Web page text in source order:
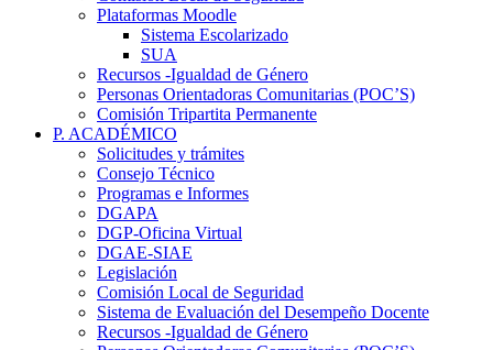
Plataformas Moodle
Sistema Escolarizado
SUA
Recursos -Igualdad de Género
Personas Orientadoras Comunitarias (POC’S)
Comisión Tripartita Permanente
P. ACADÉMICO
Solicitudes y trámites
Consejo Técnico
Programas e Informes
DGAPA
DGP-Oficina Virtual
DGAE-SIAE
Legislación
Comisión Local de Seguridad
Sistema de Evaluación del Desempeño Docente
Recursos -Igualdad de Género